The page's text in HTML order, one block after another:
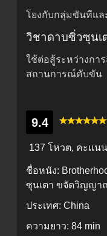
โยงกับกลุ่มขันทีแล
วิชาดาบซิ่วซุนเ
ใช้ต่อสู้ระหว่างกา
สถานการณ์คับขัน
9.4
137 โหวต, คะแน
ชื่อหนัง:
ซุนเตา ขจัดวิญญา
ประเทศ: China
ความยาว: 84 min